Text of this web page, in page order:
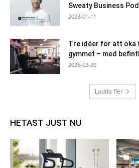
Sweaty Business
2023-01-11
Tre idéer för att öka
gymmet – med
2026-02-20
Ladda fler
HETAST JUST NU